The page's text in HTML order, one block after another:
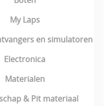
My Laps
en simulatoren
Electronica
Materialen
& Pit materiaal